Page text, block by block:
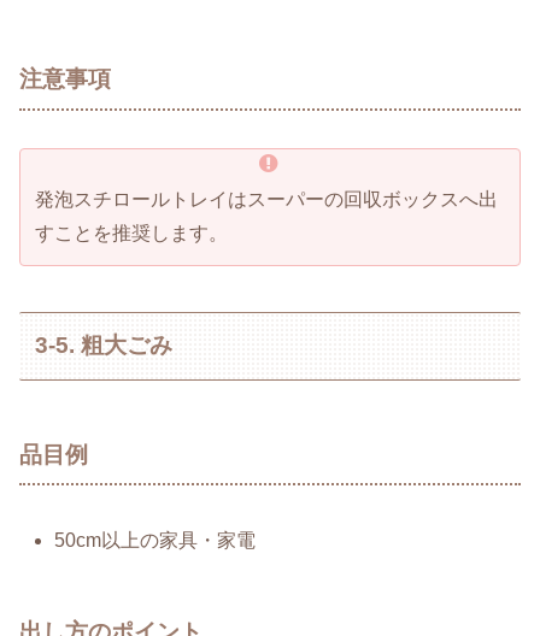
注意事項
発泡スチロールトレイはスーパーの回収ボックスへ出
すことを推奨します。
3-5. 粗大ごみ
品目例
50cm以上の家具・家電